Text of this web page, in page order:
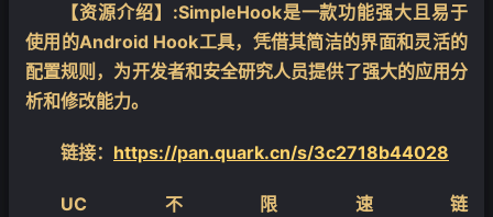
【资源介绍】:SimpleHook是一款功能强大且易于
使用的Android Hook工具，凭借其简洁的界面和灵活的
配置规则，为开发者和安全研究人员提供了强大的应用分
析和修改能力。
链接： https://pan.quark.cn/s/3c2718b44028
UC不限速链